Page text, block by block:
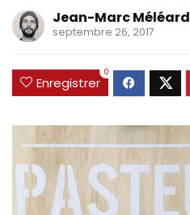
Jean-Marc Méléard
septembre 26, 2017
Enregistrer
0